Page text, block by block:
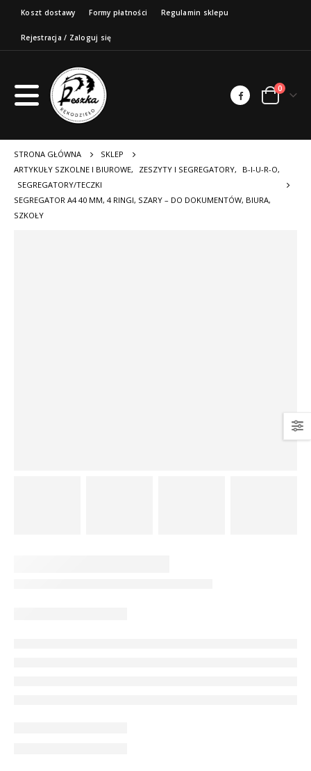
Koszt dostawy Formy płatności Regulamin sklepu
Rejestracja / Zaloguj się
0
STRONA GŁÓWNA
SKLEP
ARTYKUŁY SZKOLNE I BIUROWE, ZESZYTY I SEGREGATORY, B-I-U-R-O,
SEGREGATORY/TECZKI
SEGREGATOR A4 40 MM, 4 RINGI, SZARY – DO DOKUMENTÓW, BIURA,
SZKOŁY